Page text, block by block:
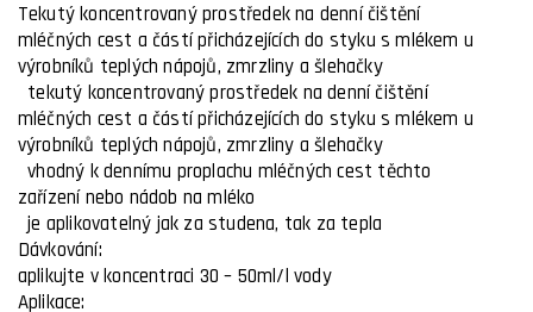
Tekutý koncentrovaný prostředek na denní čištění
mléčných cest a částí přicházejících do styku s mlékem u
výrobníků teplých nápojů, zmrzliny a šlehačky
tekutý koncentrovaný prostředek na denní čištění
mléčných cest a částí přicházejících do styku s mlékem u
výrobníků teplých nápojů, zmrzliny a šlehačky
vhodný k dennímu proplachu mléčných cest těchto
zařízení nebo nádob na mléko
je aplikovatelný jak za studena, tak za tepla
Dávkování:
aplikujte v koncentraci 30 – 50ml/l vody
Aplikace: